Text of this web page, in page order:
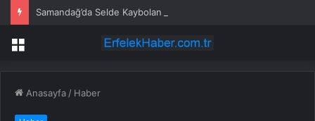
Samandağ’da Selde Kaybolan Genç Bulundu
Menü
Anasayfa / Haber